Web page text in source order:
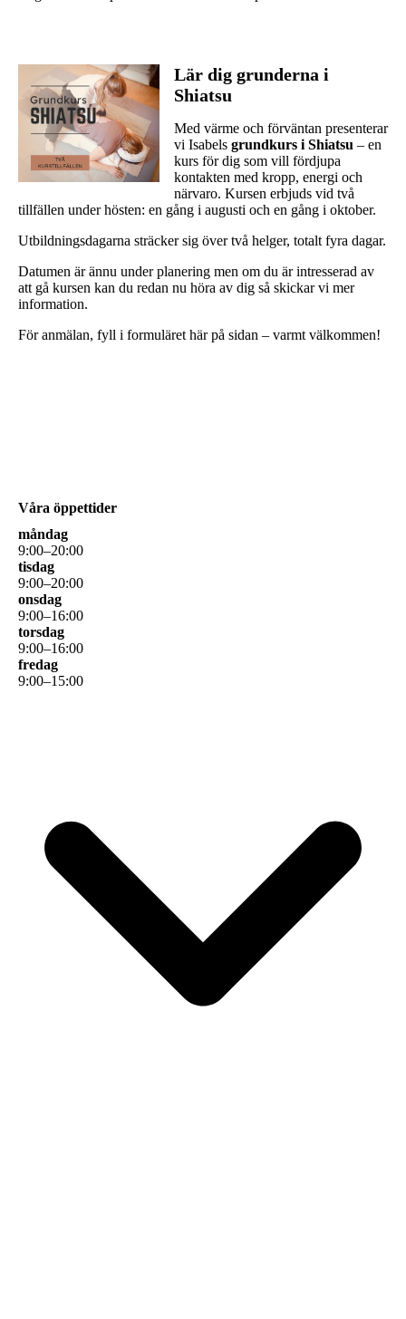
Lär dig grunderna i
Shiatsu
Med värme och förväntan presenterar
vi Isabels grundkurs i Shiatsu – en
kurs för dig som vill fördjupa
kontakten med kropp, energi och
närvaro. Kursen erbjuds vid två
tillfällen under hösten: en gång i augusti och en gång i oktober.
Utbildningsdagarna sträcker sig över två helger, totalt fyra dagar.
Datumen är ännu under planering men om du är intresserad av
att gå kursen kan du redan nu höra av dig så skickar vi mer
information.
För anmälan, fyll i formuläret här på sidan – varmt välkommen!
Våra öppettider
måndag
9:00–20:00
tisdag
9:00–20:00
onsdag
9:00–16:00
torsdag
9:00–16:00
fredag
9:00–15:00